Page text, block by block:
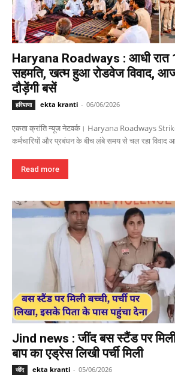
Haryana Roadways : आधी रात
सहमति, खत्म हुआ रोडवेज विवाद,
दौड़ेंगी बसें
हरियाणा ekta kranti - 06/06/2026
एकता क्रांति न्यूज नेटवर्क। Haryana Roadways
कर्मचारियों और प्रबंधन के बीच लंबे समय से चल रहा विवाद
Read more
Jind news : जींद बस स्टैंड पर
बाप का एड्रेस लिखी पर्ची मिली
जींद ekta kranti - 05/06/2026